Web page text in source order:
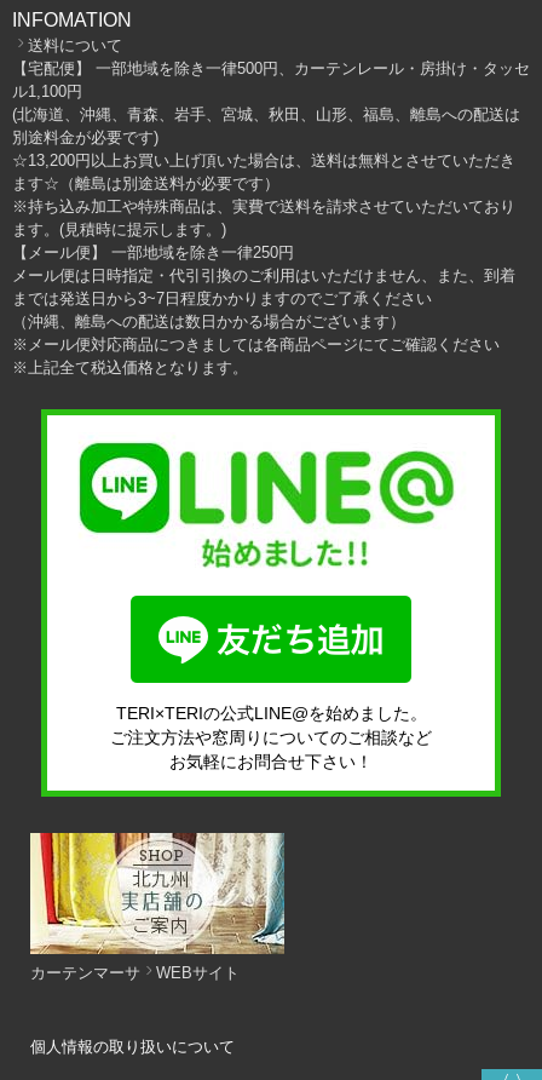
INFOMATION
送料について
【宅配便】 一部地域を除き一律500円、カーテンレール・房掛け・タッセ
ル1,100円
(北海道、沖縄、青森、岩手、宮城、秋田、山形、福島、離島への配送は
別途料金が必要です)
☆13,200円以上お買い上げ頂いた場合は、送料は無料とさせていただき
ます☆（離島は別途送料が必要です）
※持ち込み加工や特殊商品は、実費で送料を請求させていただいており
ます。(見積時に提示します。)
【メール便】 一部地域を除き一律250円
メール便は日時指定・代引引換のご利用はいただけません、また、到着
までは発送日から3~7日程度かかりますのでご了承ください
（沖縄、離島への配送は数日かかる場合がございます）
※メール便対応商品につきましては各商品ページにてご確認ください
※上記全て税込価格となります。
TERI×TERIの公式LINE@を始めました。
ご注文方法や窓周りについてのご相談など
お気軽にお問合せ下さい！
カーテンマーサ WEBサイト
個人情報の取り扱いについて